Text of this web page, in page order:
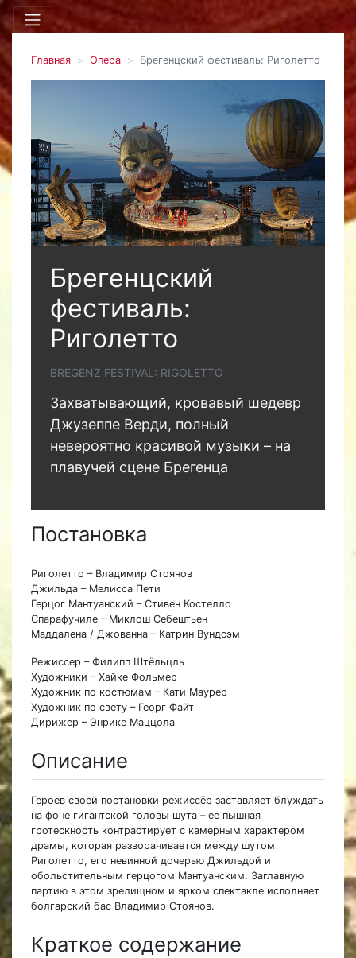
Главная Опера Брегенцский фестиваль: Риголетто
Брегенцский
фестиваль:
Риголетто
BREGENZ FESTIVAL: RIGOLETTO
Захватывающий, кровавый шедевр
Джузеппе Верди, полный
невероятно красивой музыки – на
плавучей сцене Брегенца
Постановка
Риголетто – Владимир Стоянов
Джильда – Мелисса Пети
Герцог Мантуанский – Стивен Костелло
Спарафучиле – Миклош Себештьен
Маддалена / Джованна – Катрин Вундсэм
Режиссер – Филипп Штёльцль
Художники – Хайке Фольмер
Художник по костюмам – Кати Маурер
Художник по свету – Георг Файт
Дирижер – Энрике Маццола
Описание
Героев своей постановки режиссёр заставляет блуждать
на фоне гигантской головы шута – ее пышная
гротескность контрастирует с камерным характером
драмы, которая разворачивается между шутом
Риголетто, его невинной дочерью Джильдой и
обольстительным герцогом Мантуанским. Заглавную
партию в этом зрелищном и ярком спектакле исполняет
болгарский бас Владимир Стоянов.
Краткое содержание